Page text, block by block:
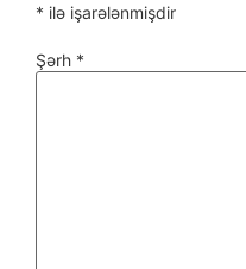
* ilə işarələnmişdir
Şərh *